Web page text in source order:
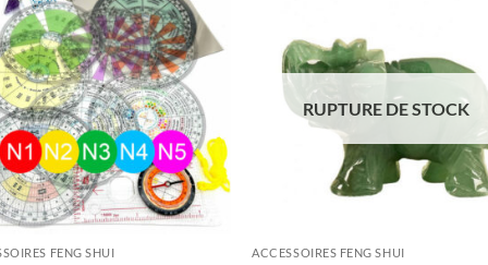
Ajouter
à la liste
d’envies
FENG SHUI
RUPTURE DE STOCK
ACCESSOIRES FENG SHUI